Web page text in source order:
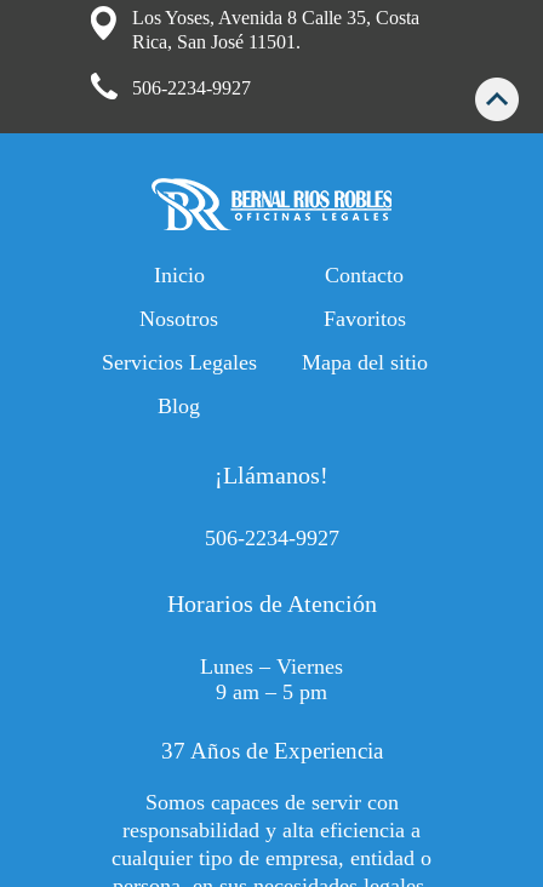
Los Yoses, Avenida 8 Calle 35, Costa
Rica, San José 11501.
506-2234-9927
Inicio
Nosotros
Servicios Legales
Blog
Contacto
Favoritos
Mapa del sitio
¡Llámanos!
506-2234-9927
Horarios de Atención
Lunes – Viernes
9 am – 5 pm
37 Años de Experiencia
Somos capaces de servir con
responsabilidad y alta eficiencia a
cualquier tipo de empresa, entidad o